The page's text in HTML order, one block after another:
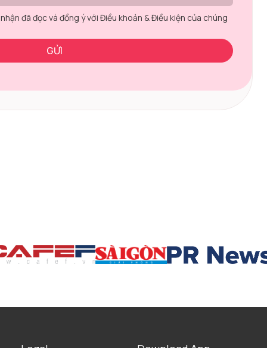
đã đọc và đồng ý với Điều khoản & Điều kiện của chúng